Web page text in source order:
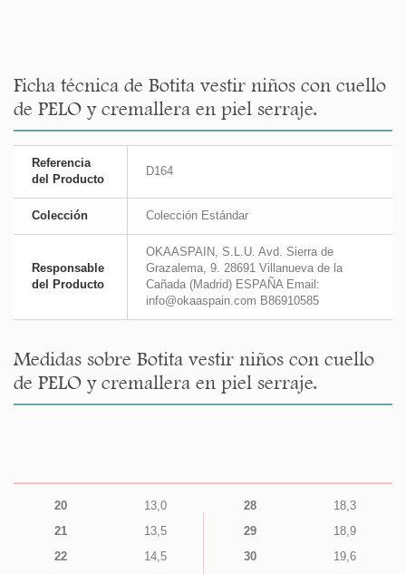
Ficha técnica de Botita vestir niños con cuello
de PELO y cremallera en piel serraje.
Referencia
del Producto
D164
Colección Colección Estándar
Responsable
del Producto
OKAASPAIN, S.L.U. Avd. Sierra de
Grazalema, 9. 28691 Villanueva de la
Cañada (Madrid) ESPAÑA Email:
info@okaaspain.com B86910585
Medidas sobre Botita vestir niños con cuello
de PELO y cremallera en piel serraje.
20
13,0
21
13,5
22
14,5
28
18,3
29
18,9
30
19,6